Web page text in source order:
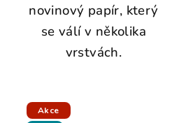
novinový papír, který
se válí v několika
vrstvách.
Akce